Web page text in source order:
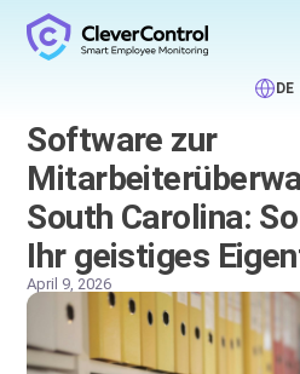
DE
Software zur
South Carolina:
Ihr geistiges
April 9, 2026